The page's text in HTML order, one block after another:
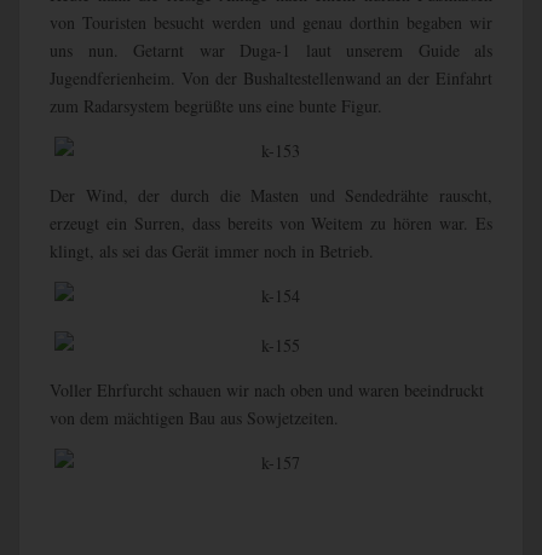
von Touristen besucht werden und genau dorthin begaben wir
uns nun. Getarnt war Duga-1 laut unserem Guide als
Jugendferienheim. Von der Bushaltestellenwand an der Einfahrt
zum Radarsystem begrüßte uns eine bunte Figur.
Der Wind, der durch die Masten und Sendedrähte rauscht,
erzeugt ein Surren, dass bereits von Weitem zu hören war. Es
klingt, als sei das Gerät immer noch in Betrieb.
Voller Ehrfurcht schauen wir nach oben und waren beeindruckt
von dem mächtigen Bau aus Sowjetzeiten.